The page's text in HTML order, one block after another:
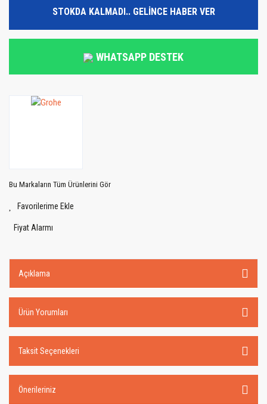
STOKDA KALMADI.. GELİNCE HABER VER
WHATSAPP DESTEK
Bu Markaların Tüm Ürünlerini Gör
Fiyat Alarmı
Açıklama
Ürün Yorumları
Taksit Seçenekleri
Önerileriniz